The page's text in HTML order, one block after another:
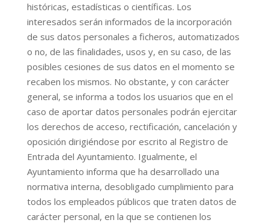
históricas, estadísticas o científicas. Los
interesados serán informados de la incorporación
de sus datos personales a ficheros, automatizados
o no, de las finalidades, usos y, en su caso, de las
posibles cesiones de sus datos en el momento se
recaben los mismos. No obstante, y con carácter
general, se informa a todos los usuarios que en el
caso de aportar datos personales podrán ejercitar
los derechos de acceso, rectificación, cancelación y
oposición dirigiéndose por escrito al Registro de
Entrada del Ayuntamiento. Igualmente, el
Ayuntamiento informa que ha desarrollado una
normativa interna, desobligado cumplimiento para
todos los empleados públicos que traten datos de
carácter personal, en la que se contienen los